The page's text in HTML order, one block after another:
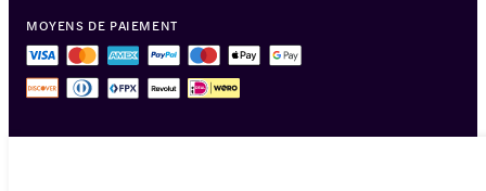
MOYENS DE PAIEMENT